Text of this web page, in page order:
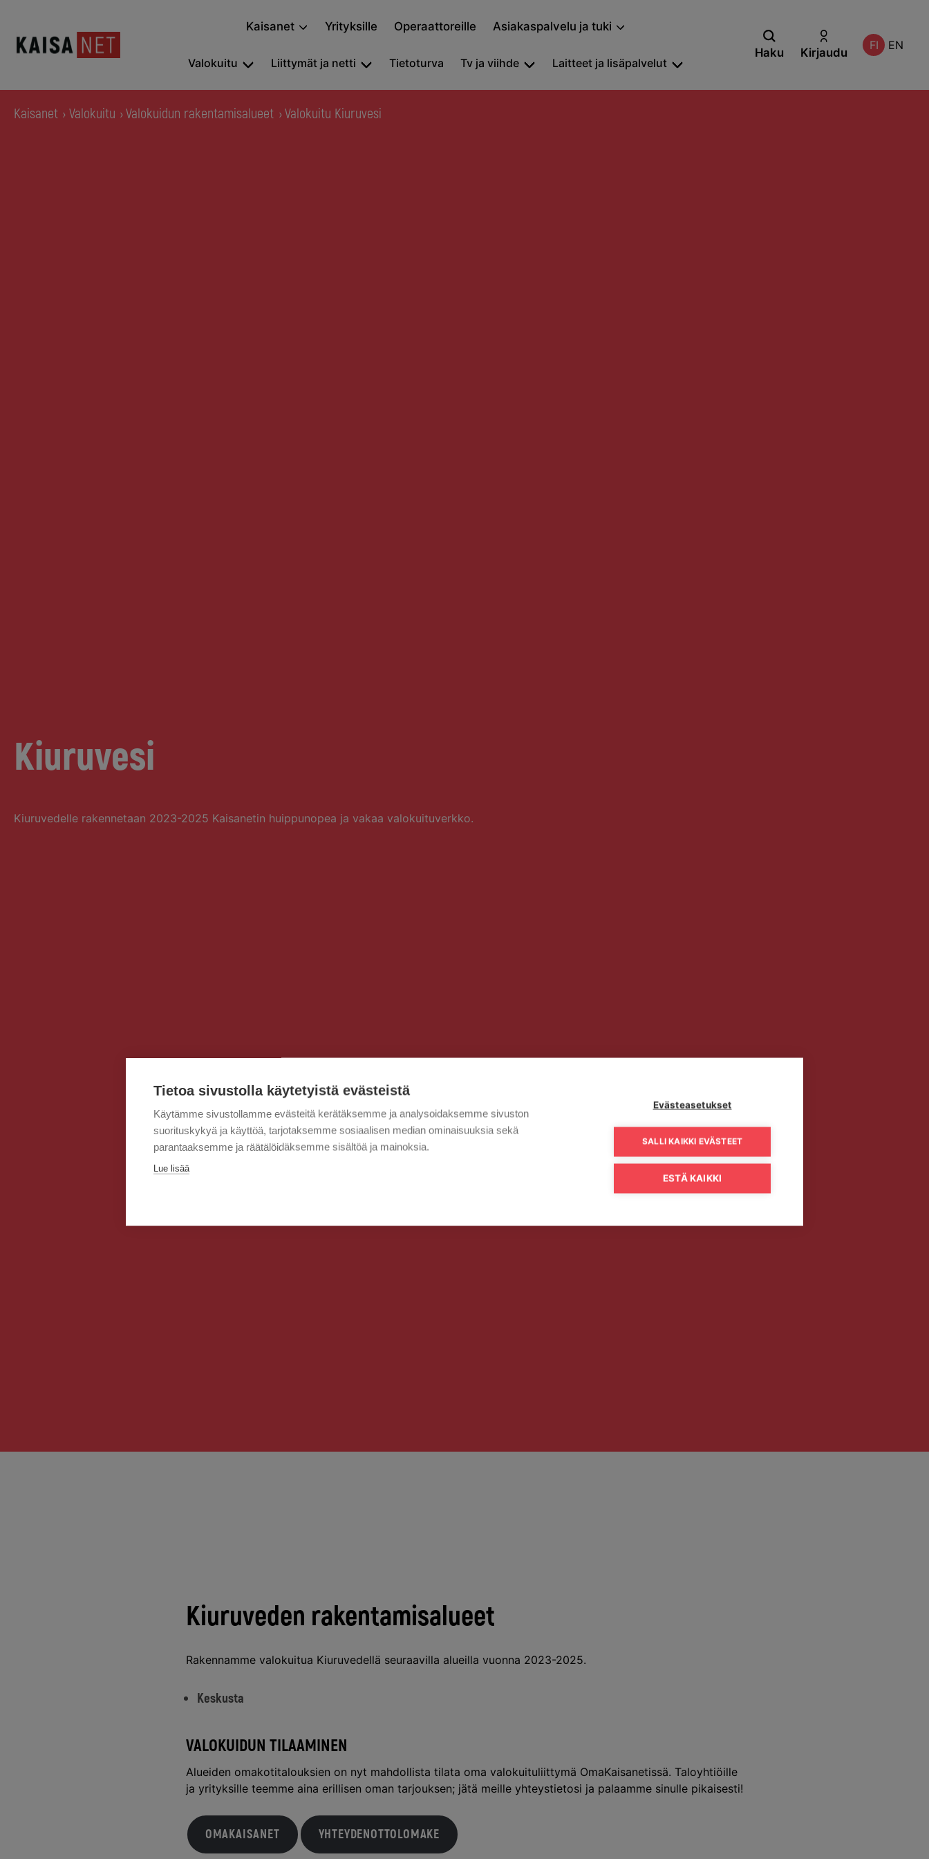
Kaisanet Yrityksille Operaattoreille Asiakaspalvelu ja tuki
Valokuitu Liittymät ja netti Tietoturva Tv ja viihde Laitteet ja lisäpalvelut
Haku Kirjaudu
FI EN
Kaisanet › Valokuitu › Valokuidun rakentamisalueet › Valokuitu Kiuruvesi
Kiuruvesi
Kiuruvedelle rakennetaan 2023-2025 Kaisanetin huippunopea ja vakaa valokuituverkko.
Kiuruveden rakentamisalueet
Rakennamme valokuitua Kiuruvedellä seuraavilla alueilla vuonna 2023-2025.
Keskusta
VALOKUIDUN TILAAMINEN
Alueiden omakotitalouksien on nyt mahdollista tilata oma valokuituliittymä OmaKaisanetissä. Taloyhtiöille
ja yrityksille teemme aina erillisen oman tarjouksen; jätä meille yhteystietosi ja palaamme sinulle pikaisesti!
OMAKAISANET YHTEYDENOTTOLOMAKE
Tietoa sivustolla käytetyistä evästeistä
Käytämme sivustollamme evästeitä kerätäksemme ja analysoidaksemme sivuston
suorituskykyä ja käyttöä, tarjotaksemme sosiaalisen median ominaisuuksia sekä
parantaaksemme ja räätälöidäksemme sisältöä ja mainoksia.
Lue lisää
Evästeasetukset
SALLI KAIKKI EVÄSTEET
ESTÄ KAIKKI